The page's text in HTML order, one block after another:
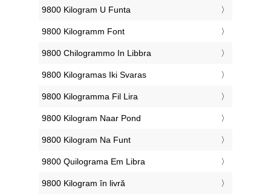
‎9800 Kilogram U Funta
‎9800 Kilogramm Font
‎9800 Chilogrammo In Libbra
‎9800 Kilogramas Iki Svaras
‎9800 Kilogramma Fil Lira
‎9800 Kilogram Naar Pond
‎9800 Kilogram Na Funt
‎9800 Quilograma Em Libra
‎9800 Kilogram în livră